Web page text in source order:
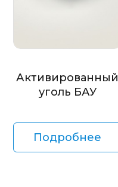
Активированный
уголь БАУ
Подробнее